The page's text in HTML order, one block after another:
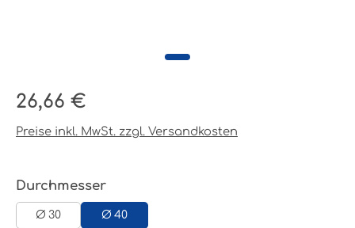
Regulärer Preis:
26,66 €
Preise inkl. MwSt. zzgl. Versandkosten
Durchmesserauswählen
Ø 30 Ø 40